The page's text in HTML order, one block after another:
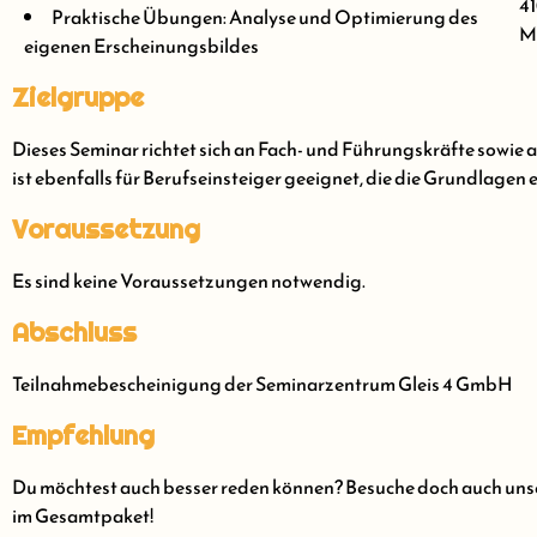
Praktische Übungen: Analyse und Optimierung des
eigenen Erscheinungsbildes
Zielgruppe
Dieses Seminar richtet sich an Fach- und Führungskräfte
ist ebenfalls für Berufseinsteiger geeignet, die die
Voraussetzung
Es sind keine Voraussetzungen notwendig.
Abschluss
Teilnahmebescheinigung der Seminarzentrum Gleis 4 GmbH
Empfehlung
Du möchtest auch besser reden können? Besuche doch auch
im Gesamtpaket!